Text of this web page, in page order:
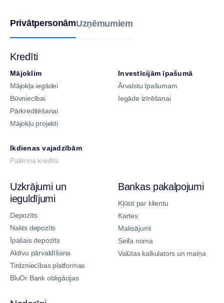
PrivātpersonāmUzņēmumiem
Kredīti
Mājoklim
Mājokļa iegādei
Būvniecībai
Pārkreditēšanai
Mājokļu projekti
Investīcijām īpašumā
Ārvalstu īpašumam
Iegāde izīrēšanai
Ikdienas vajadzībām
Patēriņa kredīts
Uzkrājumi un
ieguldījumi
Depozīts
Nakts depozīts
Īpašais depozīts
Aktīvu pārvaldīšana
Tirdzniecības platformas
BluOr Bank obligācijas
Bankas pakalpojumi
Kļūsti par klientu
Kartes
Maksājumi
Seifa noma
Valūtas kalkulators un maiņa